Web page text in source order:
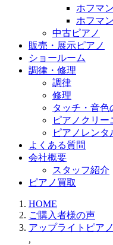
ホフマ
ホフマ
中古ピアノ
販売・展示ピアノ
ショールーム
調律・修理
調律
修理
タッチ・音色
ピアノクリー
ピアノレンタ
よくある質問
会社概要
スタッフ紹介
ピアノ買取
HOME
ご購入者様の声
アップライトピア
,